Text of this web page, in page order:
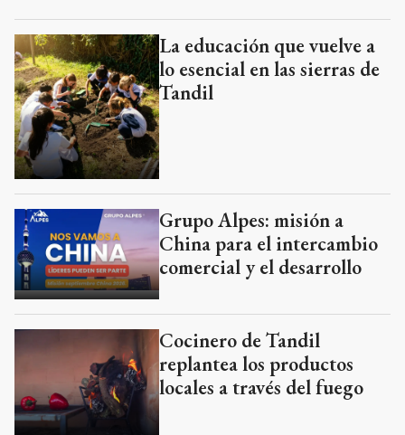
La educación que vuelve a
lo esencial en las sierras de
Tandil
Grupo Alpes: misión a
China para el intercambio
comercial y el desarrollo
Cocinero de Tandil
replantea los productos
locales a través del fuego